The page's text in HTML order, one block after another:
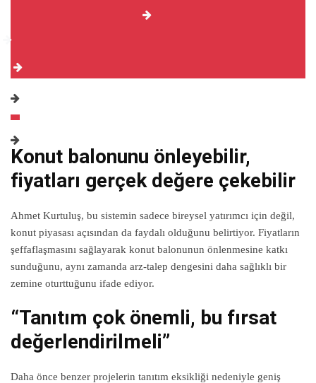
Konut balonunu önleyebilir,
fiyatları gerçek değere çekebilir
Ahmet Kurtuluş, bu sistemin sadece bireysel yatırımcı için değil,
konut piyasası açısından da faydalı olduğunu belirtiyor. Fiyatların
şeffaflaşmasını sağlayarak konut balonunun önlenmesine katkı
sunduğunu, aynı zamanda arz-talep dengesini daha sağlıklı bir
zemine oturttuğunu ifade ediyor.
“Tanıtım çok önemli, bu fırsat
değerlendirilmeli”
Daha önce benzer projelerin tanıtım eksikliği nedeniyle geniş